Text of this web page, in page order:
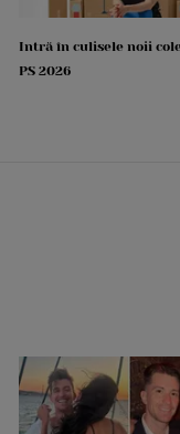
Intră în culisele noii
PS 2026